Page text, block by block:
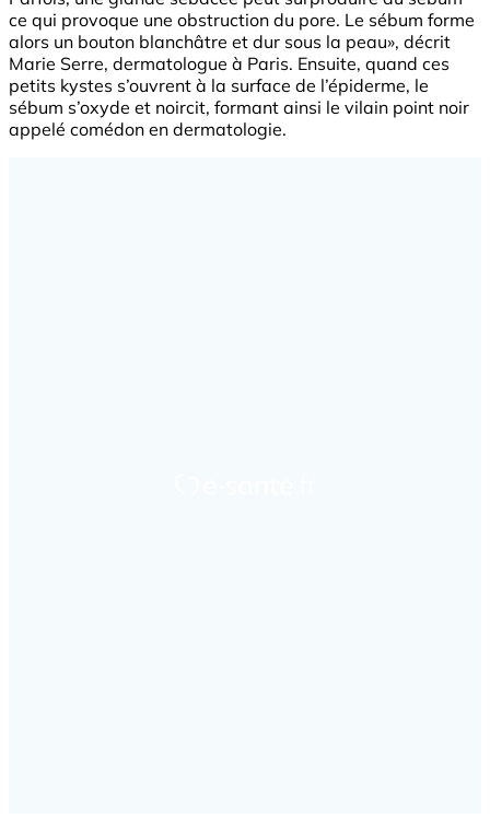
ce qui provoque une obstruction du pore. Le sébum forme
alors un bouton blanchâtre et dur sous la peau», décrit
Marie Serre, dermatologue à Paris. Ensuite, quand ces
petits kystes s’ouvrent à la surface de l’épiderme, le
sébum s’oxyde et noircit, formant ainsi le vilain point noir
appelé comédon en dermatologie.